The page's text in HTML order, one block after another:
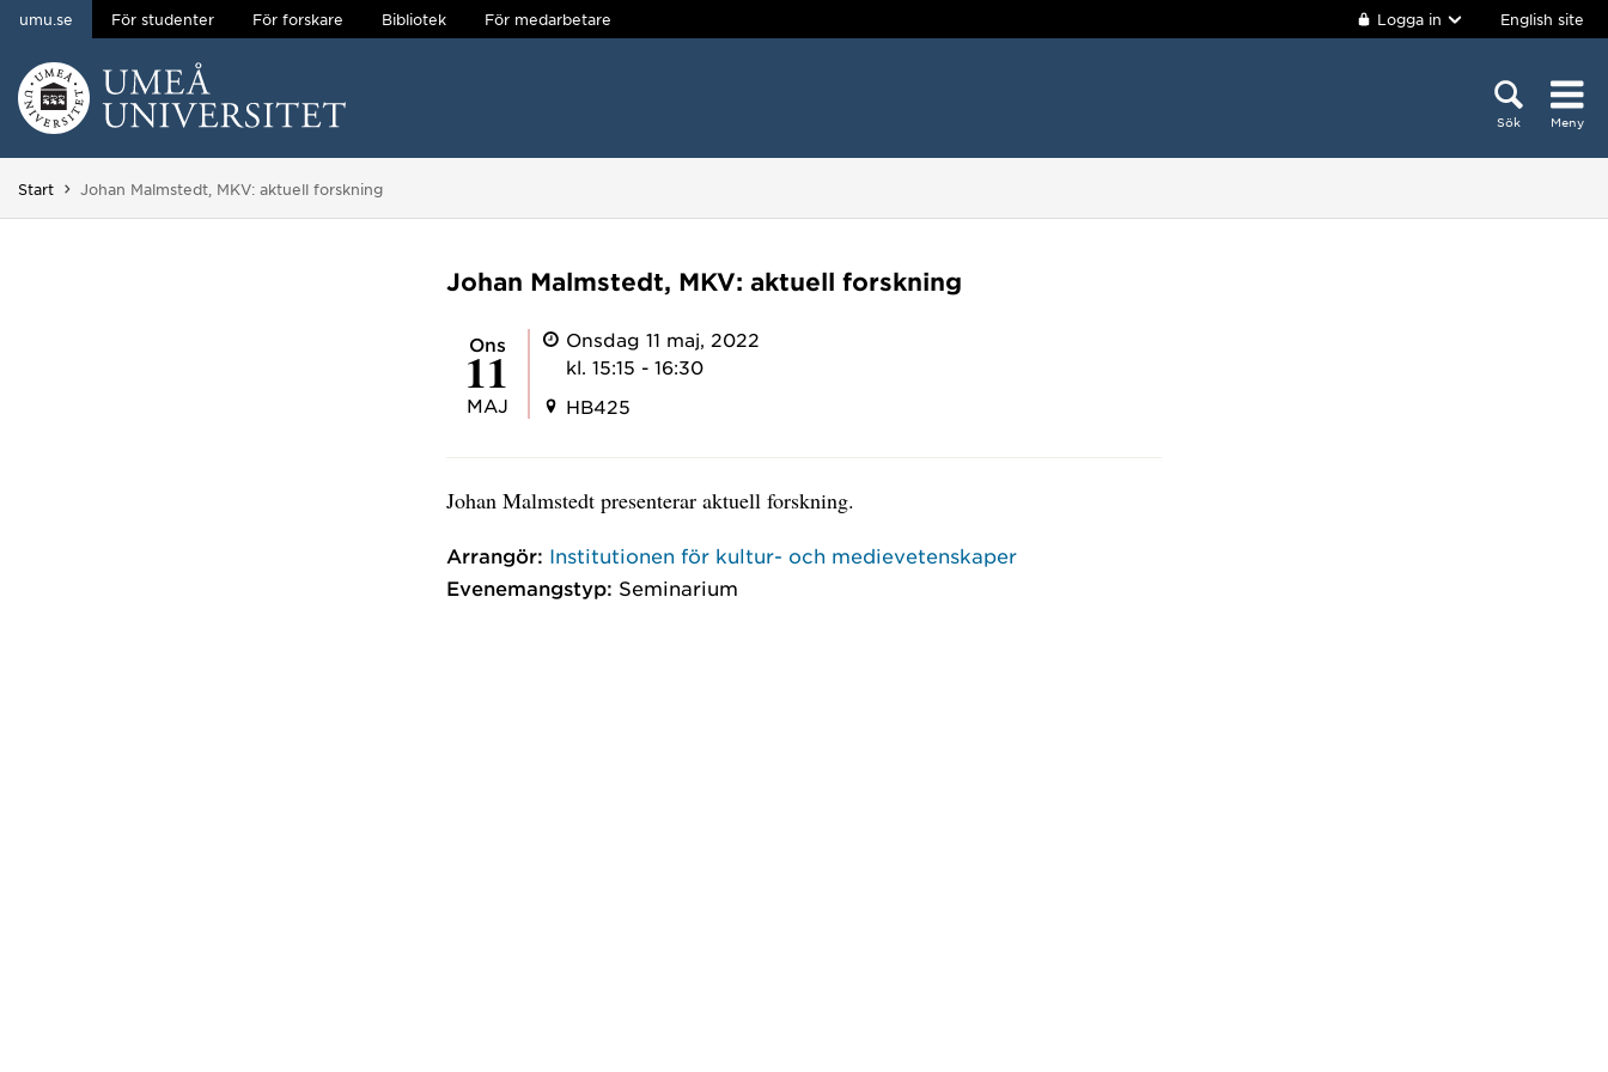
Hoppa direkt till innehållet
umu.se För studenter För forskare Bibliotek För medarbetare Logga in English site
Sök Meny
Start Du är här:
Johan Malmstedt, MKV: aktuell forskning
Johan Malmstedt, MKV: aktuell forskning
ons
11
MAJ
Onsdag 11 maj, 2022
kl. 15:15 - 16:30
HB425
Johan Malmstedt presenterar aktuell forskning.
Arrangör: Institutionen för kultur- och medievetenskaper
Evenemangstyp: Seminarium